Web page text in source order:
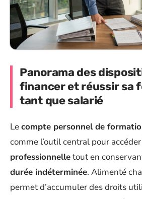
Panorama des
financer et réussir sa
tant que salarié
Lecompte personnel de
comme l’outil central pour
professionnelletout en
durée indéterminée. Alimenté
permet d’accumuler des droits